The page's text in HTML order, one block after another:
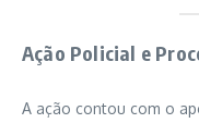
Ação Policial e
A ação contou com o